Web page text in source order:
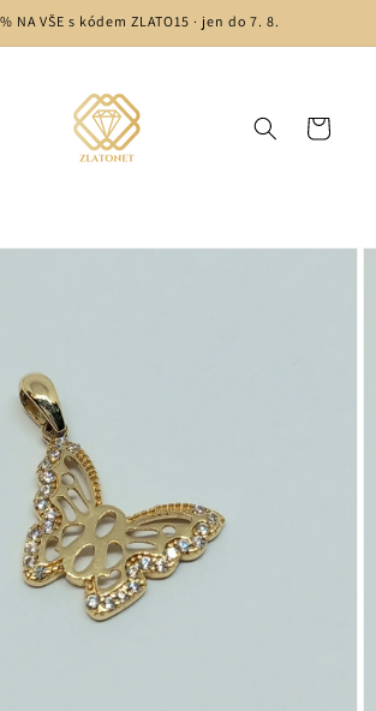
NA VŠE s kódem ZLATO15 · jen do 7. 8.
Cart